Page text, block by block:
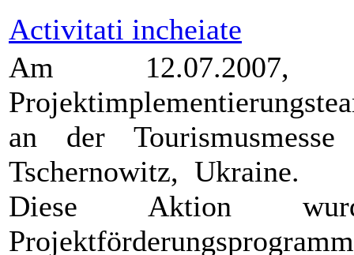
Activitati incheiate
Am
an der
Tschernowitz, Ukraine.
Diese Aktion